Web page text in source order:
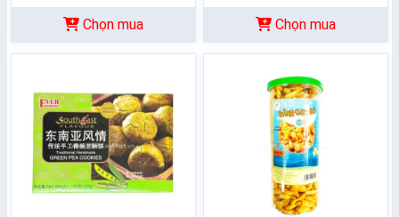
Chọn mua Chọn mua